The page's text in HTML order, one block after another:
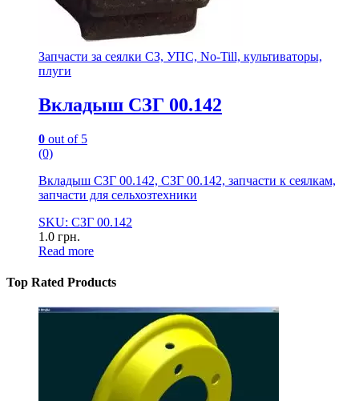
Запчасти за сеялки СЗ, УПС, No-Till, культиваторы,
плуги
Вкладыш СЗГ 00.142
0 out of 5
(0)
Вкладыш СЗГ 00.142, СЗГ 00.142, запчасти к сеялкам,
запчасти для сельхозтехники
SKU: СЗГ 00.142
1.0 грн.
Read more
Top Rated Products